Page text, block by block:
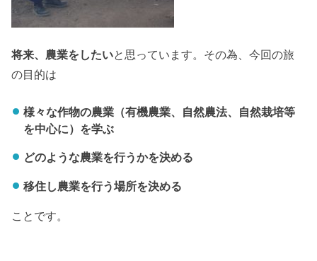
将来、農業をしたいと思っています。その為、今回の旅
の目的は
様々な作物の農業（有機農業、自然農法、自然栽培等
を中心に）を学ぶ
どのような農業を行うかを決める
移住し農業を行う場所を決める
ことです。